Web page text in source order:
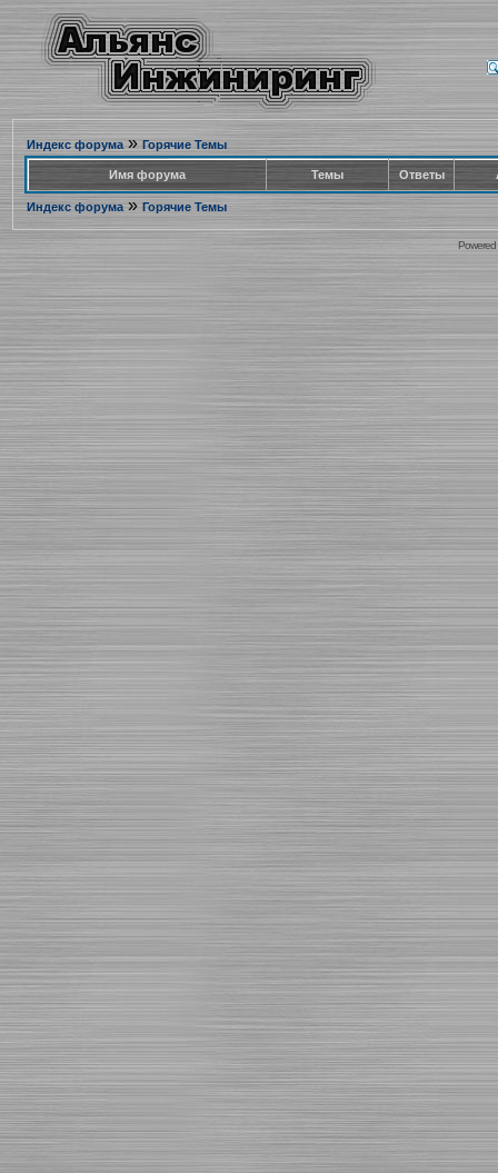
Индекс форума» Горячие Темы
Имя форума Темы Ответы
Индекс форума» Горячие Темы